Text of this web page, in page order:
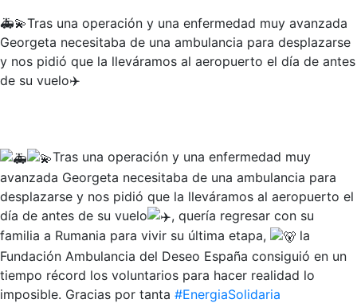
🚑💫Tras una operación y una enfermedad muy avanzada
Georgeta necesitaba de una ambulancia para desplazarse
y nos pidió que la lleváramos al aeropuerto el día de antes
de su vuelo✈️
Tras una operación y una enfermedad muy
avanzada Georgeta necesitaba de una ambulancia para
desplazarse y nos pidió que la lleváramos al aeropuerto el
día de antes de su vuelo
, quería regresar con su
familia a Rumania para vivir su última etapa,
la
Fundación Ambulancia del Deseo España consiguió en un
tiempo récord los voluntarios para hacer realidad lo
imposible. Gracias por tanta #EnergiaSolidaria